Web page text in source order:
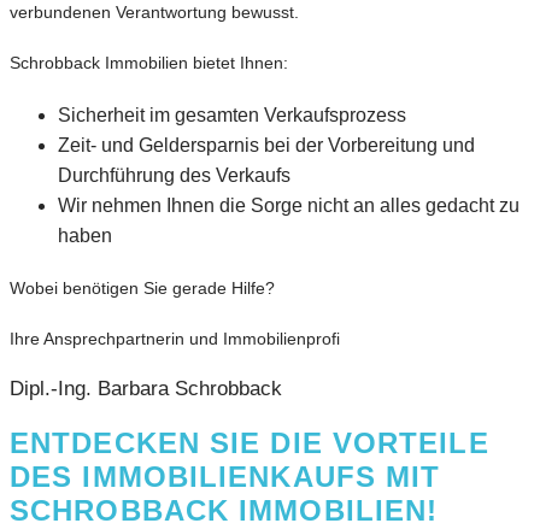
verbundenen Verantwortung bewusst.
Schrobback Immobilien bietet Ihnen:
Sicherheit im gesamten Verkaufsprozess
Zeit- und Geldersparnis bei der Vorbereitung und
Durchführung des Verkaufs
Wir nehmen Ihnen die Sorge nicht an alles gedacht zu
haben
Wobei benötigen Sie gerade Hilfe?
Ihre Ansprechpartnerin und Immobilienprofi
Dipl.-Ing. Barbara Schrobback
ENTDECKEN SIE DIE VORTEILE
DES IMMOBILIENKAUFS MIT
SCHROBBACK IMMOBILIEN!